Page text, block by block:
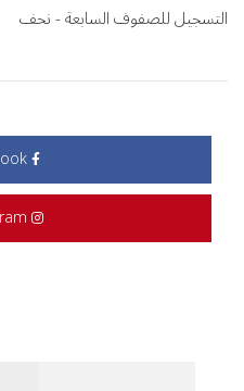
التسجيل للصفوف السابعة - نحف